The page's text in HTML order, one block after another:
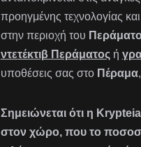
προηγμένης τεχνολογίας
στην περιοχή του
ντετέκτιβ Περάματοςή
υποθέσεις σας στο Πέραμα
Σημειώνεται ότι η
στον χώρο, που το